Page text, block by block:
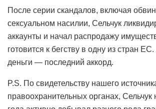
После серии скандалов, включая
сексуальном насилии, Сельчук
аккаунты и начал распродажу
готовится к бегству в одну из стран
деньги — последний аккорд.
P.S. По свидетельству нашего
правоохранительных органах, Сельчук